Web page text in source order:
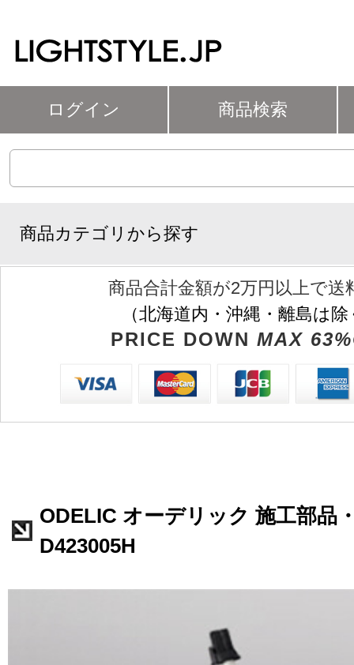
ログイン 商品検索
商品カテゴリから探す
商品合計金額が2万円以上で送
（北海道内・沖縄・離島は
PRICE DOWN MAX
ODELIC オーデリック 施工部品
D423005H